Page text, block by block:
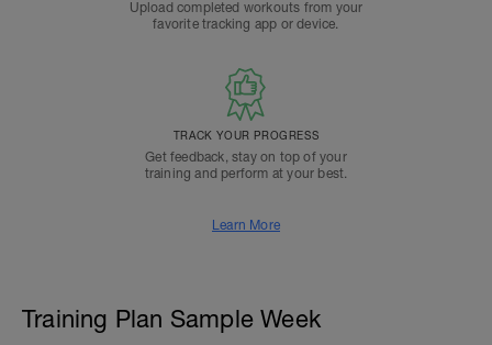
Upload completed workouts from your
favorite tracking app or device.
TRACK YOUR PROGRESS
Get feedback, stay on top of your
training and perform at your best.
Learn More
Training Plan Sample Week